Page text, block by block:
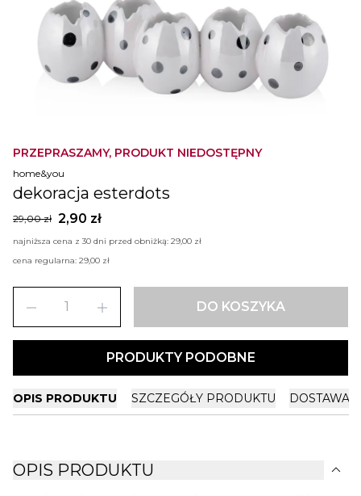
PRZEPRASZAMY, PRODUKT NIEDOSTĘPNY
home&you
dekoracja esterdots
29,00 zł 2,90 zł
najniższa cena z 30 dni przed obniżką: 29,00 zł
cena regularna: 29,00 zł
remove add DO KOSZYKA
PRODUKTY PODOBNE
OPIS PRODUKTU SZCZEGÓŁY PRODUKTU DOSTAWA
OPIS PRODUKTU expand_more